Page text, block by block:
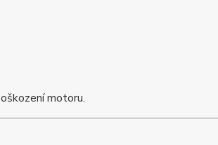
motoru.